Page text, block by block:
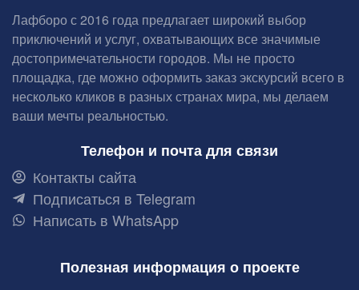
Лафборо с 2016 года предлагает широкий выбор
приключений и услуг, охватывающих все значимые
достопримечательности городов. Мы не просто
площадка, где можно оформить заказ экскурсий всего в
несколько кликов в разных странах мира, мы делаем
ваши мечты реальностью.
Телефон и почта для связи
Контакты сайта
Подписаться в Telegram
Написать в WhatsApp
Полезная информация о проекте